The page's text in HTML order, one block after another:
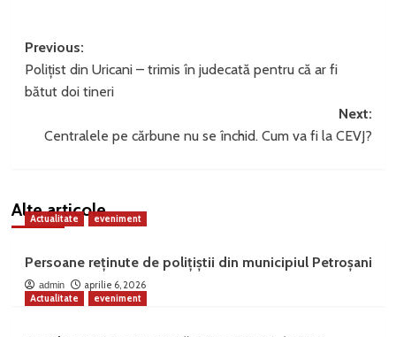
Post
navigation
Previous:
Polițist din Uricani – trimis în judecată pentru că ar fi
bătut doi tineri
Next:
Centralele pe cărbune nu se închid. Cum va fi la CEVJ?
Alte articole
Actualitate eveniment
Persoane reținute de polițiștii din municipiul Petroșani
admin
aprilie 6, 2026
Actualitate
eveniment